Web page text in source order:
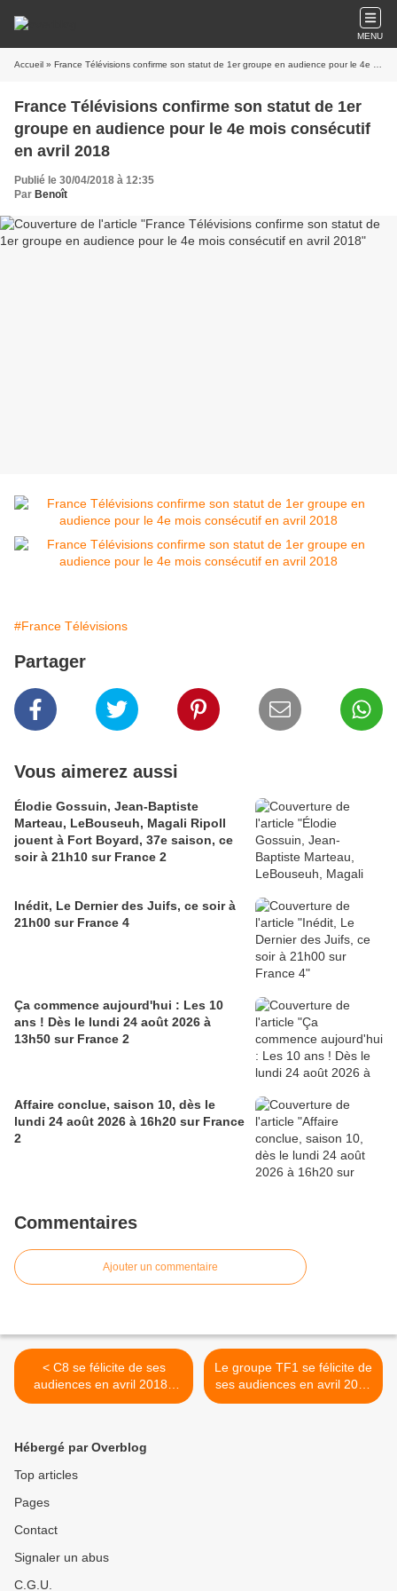
MENU
Accueil » France Télévisions confirme son statut de 1er groupe en audience pour le 4e mois consécutif en avril 2018
France Télévisions confirme son statut de 1er
groupe en audience pour le 4e mois consécutif
en avril 2018
Publié le 30/04/2018 à 12:35
Par Benoît
#France Télévisions
Partager
Vous aimerez aussi
Élodie Gossuin, Jean-Baptiste
Marteau, LeBouseuh, Magali Ripoll
jouent à Fort Boyard, 37e saison, ce
soir à 21h10 sur France 2
Inédit, Le Dernier des Juifs, ce soir à
21h00 sur France 4
Ça commence aujourd'hui : Les 10
ans ! Dès le lundi 24 août 2026 à
13h50 sur France 2
Affaire conclue, saison 10, dès le
lundi 24 août 2026 à 16h20 sur France
2
Commentaires
Ajouter un commentaire
< C8 se félicite de ses
audiences en avril 2018 :
3,2% du public
Le groupe TF1 se félicite de
ses audiences en avril 2018
: 29,7% des 25/49 ans et
Hébergé par Overblog
Top articles
Pages
Contact
Signaler un abus
C.G.U.